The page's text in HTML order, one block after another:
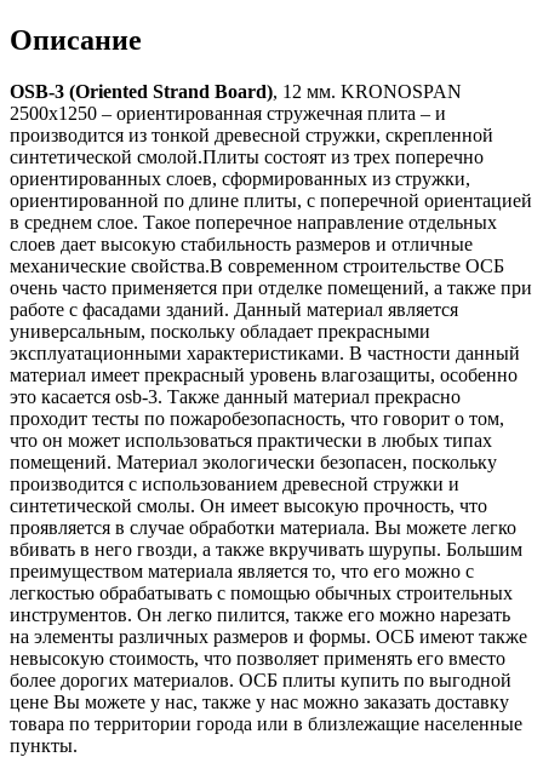
Описание
OSB-3 (Oriented Strand Board), 12 мм. KRONOSPAN
2500х1250 – ориентированная стружечная плита – и
производится из тонкой древесной стружки, скрепленной
синтетической смолой.Плиты состоят из трех поперечно
ориентированных слоев, сформированных из стружки,
ориентированной по длине плиты, с поперечной ориентацией
в среднем слое. Такое поперечное направление отдельных
слоев дает высокую стабильность размеров и отличные
механические свойства.В современном строительстве ОСБ
очень часто применяется при отделке помещений, а также при
работе с фасадами зданий. Данный материал является
универсальным, поскольку обладает прекрасными
эксплуатационными характеристиками. В частности данный
материал имеет прекрасный уровень влагозащиты, особенно
это касается osb-3. Также данный материал прекрасно
проходит тесты по пожаробезопасность, что говорит о том,
что он может использоваться практически в любых типах
помещений. Материал экологически безопасен, поскольку
производится с использованием древесной стружки и
синтетической смолы. Он имеет высокую прочность, что
проявляется в случае обработки материала. Вы можете легко
вбивать в него гвозди, а также вкручивать шурупы. Большим
преимуществом материала является то, что его можно с
легкостью обрабатывать с помощью обычных строительных
инструментов. Он легко пилится, также его можно нарезать
на элементы различных размеров и формы. ОСБ имеют также
невысокую стоимость, что позволяет применять его вместо
более дорогих материалов. ОСБ плиты купить по выгодной
цене Вы можете у нас, также у нас можно заказать доставку
товара по территории города или в близлежащие населенные
пункты.